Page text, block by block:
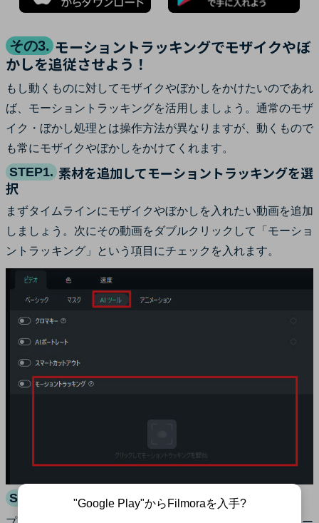
その3. モーショントラッキングでモザイクやぼ
かしを追従させよう！
もし動くものに対してモザイクやぼかしをかけたいのであれ
ば、モーショントラッキングを活用しましょう。通常のモザ
イク・ぼかし処理とは操作方法が異なりますが、動くもので
も常にモザイクやぼかしをかけてくれます。
STEP1. 素材を追加してモーショントラッキングを選
択
まずタイムラインにモザイクやぼかしを入れたい動画を追加
しましょう。次にその動画をダブルクリックして「モーショ
ントラッキング」という項目にチェックを入れます。
STEP2. モーショントラッキングを検出させる
"Google Play"からFilmoraを入手?